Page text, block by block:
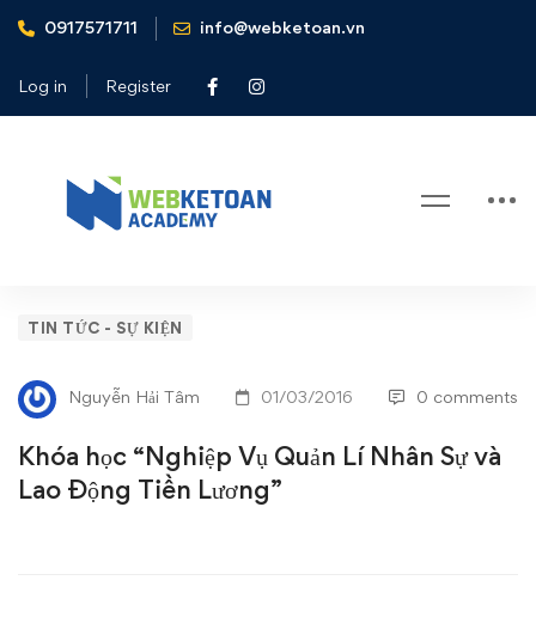
0917571711 info@webketoan.vn
Log in Register
Home
Tin tức - Sự kiện
Lương"
Khóa
học
“Nghiệp
Vụ
TIN TỨC - SỰ KIỆN
Nguyễn Hải Tâm 01/03/2016 0 comments
Khóa học “Nghiệp Vụ Quản Lí Nhân Sự và
Lao Động Tiền Lương”